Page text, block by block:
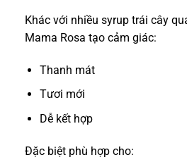
Khác với nhiều syrup trái cây
Mama Rosa tạo cảm giác:
Thanh mát
Tươi mới
Dễ kết hợp
Đặc biệt phù hợp cho: